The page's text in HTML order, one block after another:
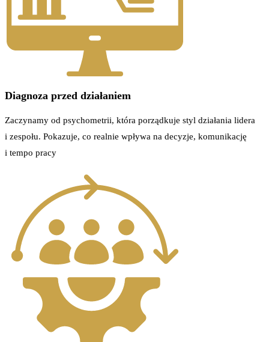
Diagnoza przed działaniem
Zaczynamy od psychometrii, która porządkuje styl działania lidera
i zespołu. Pokazuje, co realnie wpływa na decyzje, komunikację
i tempo pracy